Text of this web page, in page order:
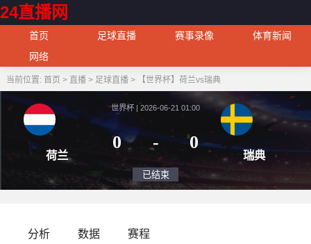
24直播网
首页 足球直播 赛事录像
体育新闻
网络
当前位置: 首页 > 直播> 足球直播> 【世界杯】荷兰vs瑞典
荷兰
世界杯 | 2026-06-21 01:00
0
分析 数据 赛程